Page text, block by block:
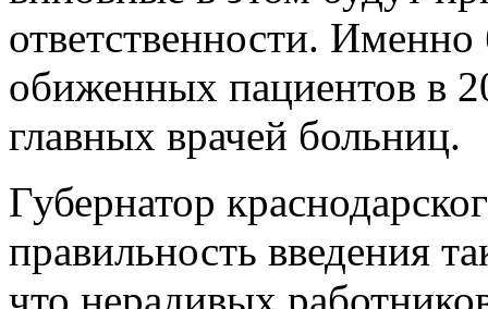
ответственности.
обиженных пациентов в
главных врачей больниц.
Губернатор
правильность введения